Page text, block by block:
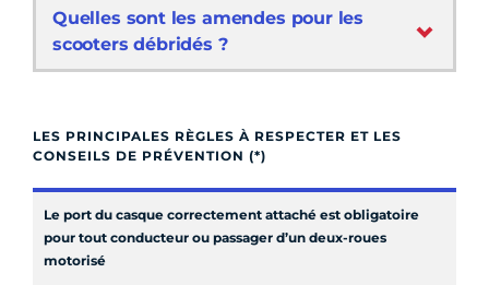
Quelles sont les amendes pour les
scooters débridés ?
LES PRINCIPALES RÈGLES À RESPECTER ET LES
CONSEILS DE PRÉVENTION (*)
Le port du casque correctement attaché est obligatoire
pour tout conducteur ou passager d’un deux-roues
motorisé